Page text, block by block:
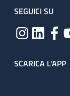
SEGUICI SU
SCARICA L'APP